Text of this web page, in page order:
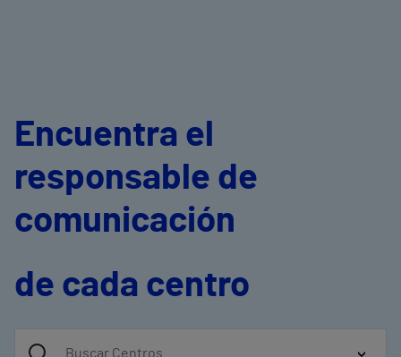
Encuentra el
responsable de
comunicación
de cada centro